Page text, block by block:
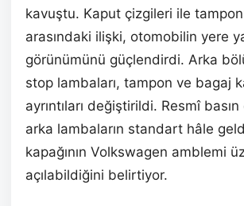
kavuştu. Kaput çizgileri ile
arasındaki ilişki, otomobilin yere
görünümünü güçlendirdi. Arka
stop lambaları, tampon ve bagaj
ayrıntıları değiştirildi. Resmî basın
arka lambaların standart hâle
kapağının Volkswagen amblemi
açılabildiğini belirtiyor.